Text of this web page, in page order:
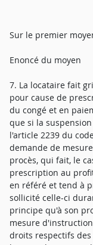
Sur le premier
Enoncé du moyen
7. La locataire fait
pour cause de
du congé et en
que si la
l'article 2239 du
demande de
procès, qui fait, le
prescription au
en référé et tend à
sollicité celle-ci
principe qu'à son
mesure
droits respectifs des